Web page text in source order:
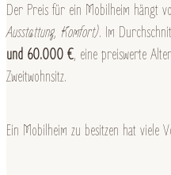
Der Preis für ein Mobilheim hängt
Ausstattung, Komfort). Im
und 60.000 €, eine preiswerte
Zweitwohnsitz.
Ein Mobilheim zu besitzen hat viele